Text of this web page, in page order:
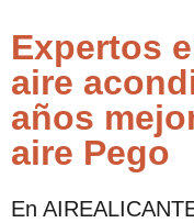
Expertos
aire
años
aire Pego
En